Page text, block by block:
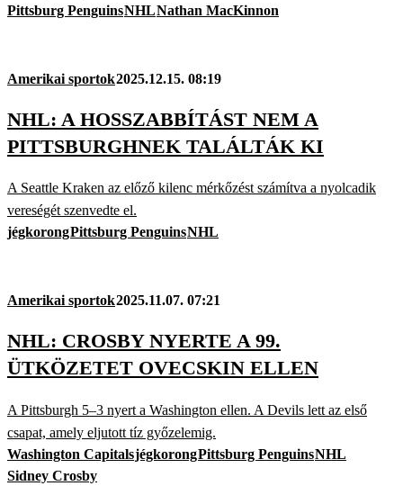
Pittsburg PenguinsNHLNathan MacKinnon
Amerikai sportok2025.12.15. 08:19
NHL: A HOSSZABBÍTÁST NEM A
PITTSBURGHNEK TALÁLTÁK KI
A Seattle Kraken az előző kilenc mérkőzést számítva a nyolcadik
vereségét szenvedte el.
jégkorongPittsburg PenguinsNHL
Amerikai sportok2025.11.07. 07:21
NHL: CROSBY NYERTE A 99.
ÜTKÖZETET OVECSKIN ELLEN
A Pittsburgh 5–3 nyert a Washington ellen. A Devils lett az első
csapat, amely eljutott tíz győzelemig.
Washington CapitalsjégkorongPittsburg PenguinsNHL
Sidney Crosby